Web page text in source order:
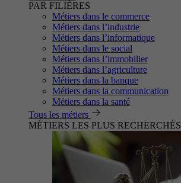
PAR FILIÈRES
Métiers dans le commerce
Métiers dans l’industrie
Métiers dans l’informatique
Métiers dans le social
Métiers dans l’immobilier
Métiers dans l’agriculture
Métiers dans la banque
Métiers dans la communication
Métiers dans la santé
Tous les métiers
MÉTIERS LES PLUS RECHERCHÉS